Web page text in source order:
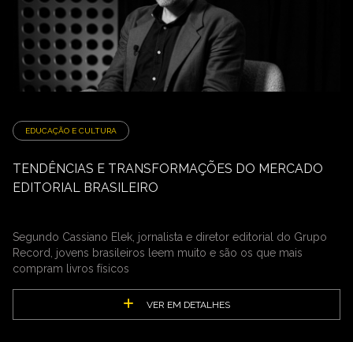
EDUCAÇÃO E CULTURA
TENDÊNCIAS E TRANSFORMAÇÕES DO MERCADO
EDITORIAL BRASILEIRO
Segundo Cassiano Elek, jornalista e diretor editorial do Grupo
Record, jovens brasileiros leem muito e são os que mais
compram livros físicos
VER EM DETALHES